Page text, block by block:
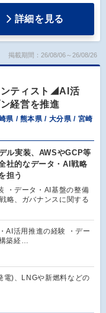
詳細を見る
掲載期間：26/08/06～26/08/26
ンティスト◢AI活
経営を推進
県 / 熊本県 / 大分県 / 宮崎
ル実装、AWSやGCP等
社的なデータ・AI戦略
担う
・データ・AI基盤の整備
略、ガバナンスに関する
AI活用推進の経験 ・デー
築経…
電)、LNGや新燃料などの